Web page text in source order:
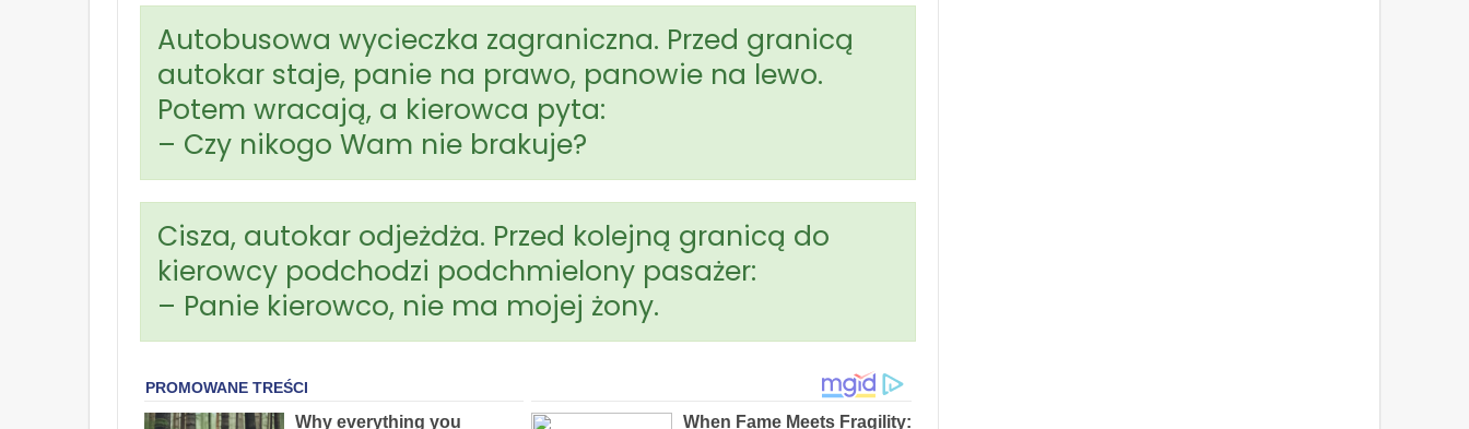
Autobusowa wycieczka zagraniczna. Przed granicą
autokar staje, panie na prawo, panowie na lewo.
Potem wracają, a kierowca pyta:
– Czy nikogo Wam nie brakuje?
Cisza, autokar odjeżdża. Przed kolejną granicą do
kierowcy podchodzi podchmielony pasażer:
– Panie kierowco, nie ma mojej żony.